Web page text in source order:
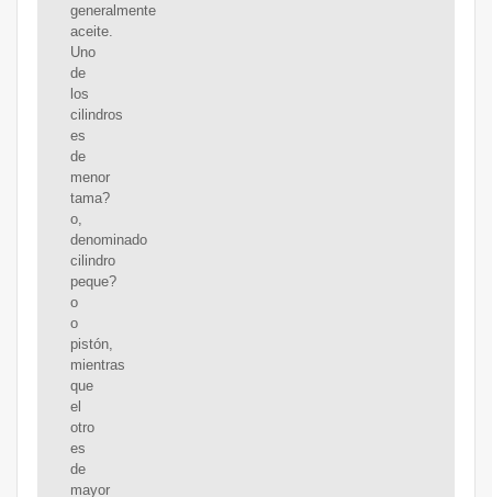
generalmente
aceite.
Uno
de
los
cilindros
es
de
menor
tama?
o,
denominado
cilindro
peque?
o
o
pistón,
mientras
que
el
otro
es
de
mayor